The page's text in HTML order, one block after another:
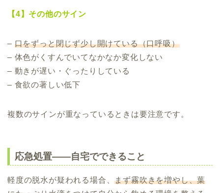
【4】その他のサイン
– 口をずっと閉じず少し開けている（口呼吸）
– 体色がくすんでいてなかなか変化しない
– 動きが遅い・ぐったりしている
– 食欲の著しい低下
複数のサインが重なっているときは要注意です。
応急処置——自宅でできること
軽度の脱水が疑われる場合、まず霧吹きを増やし、葉